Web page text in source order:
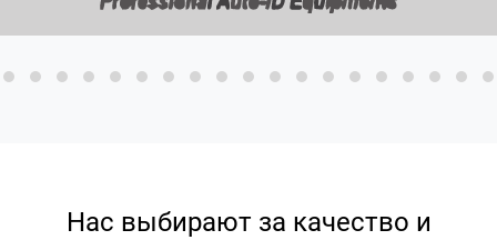
Нас выбирают за качество и